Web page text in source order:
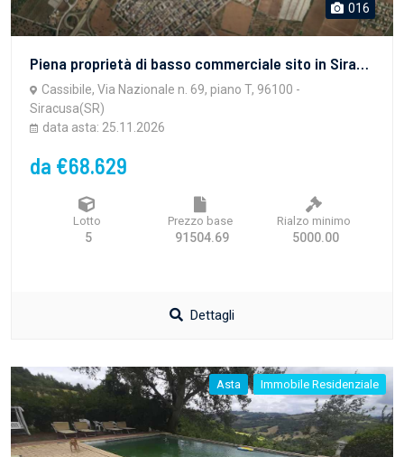
016
Piena proprietà di basso commerciale sito in Siracusa, frazione Cassibile, Via Nazionale n. 69, piano T (in NCEU al foglio 160, p.lla 1724, sub. 17, cat. C/1).
Cassibile, Via Nazionale n. 69, piano T, 96100 -
Siracusa(SR)
data asta: 25.11.2026
da €68.629
Lotto
5
Prezzo base
91504.69
Rialzo minimo
5000.00
Dettagli
Asta Immobile Residenziale